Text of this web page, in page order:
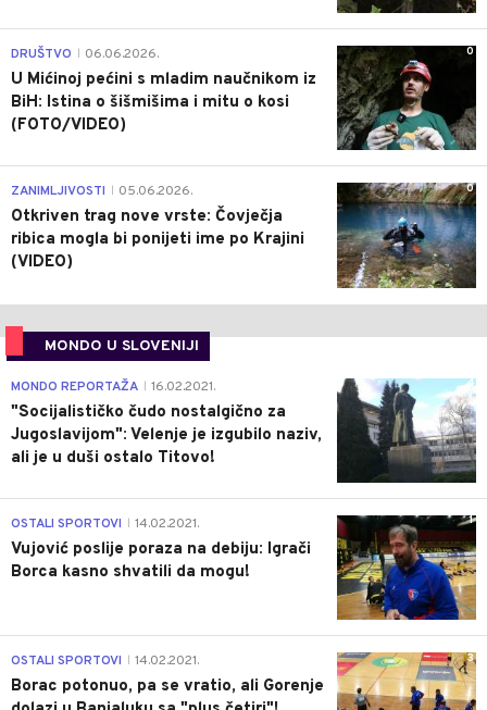
0
DRUŠTVO 06.06.2026.
U Mićinoj pećini s mladim naučnikom iz
BiH: Istina o šišmišima i mitu o kosi
(FOTO/VIDEO)
0
ZANIMLJIVOSTI 05.06.2026.
Otkriven trag nove vrste: Čovječja
ribica mogla bi ponijeti ime po Krajini
(VIDEO)
MONDO U SLOVENIJI
4
MONDO REPORTAŽA 16.02.2021.
"Socijalističko čudo nostalgično za
Jugoslavijom": Velenje je izgubilo naziv,
ali je u duši ostalo Titovo!
1
OSTALI SPORTOVI 14.02.2021.
Vujović poslije poraza na debiju: Igrači
Borca kasno shvatili da mogu!
3
OSTALI SPORTOVI 14.02.2021.
Borac potonuo, pa se vratio, ali Gorenje